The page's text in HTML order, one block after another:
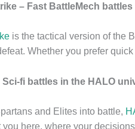
– Fast BattleMech battles
is the tactical version of the
Whether you prefer
fi battles in the HALO
and Elites into battle,
here, where your